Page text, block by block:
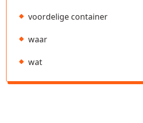
voordelige container
waar
wat